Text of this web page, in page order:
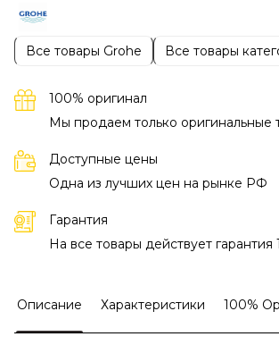
Все товары Grohe Все товары
100% оригинал
Мы продаем только оригинальные
Доступные цены
Одна из лучших цен на рынке РФ
Гарантия
На все товары действует гарантия
Описание Характеристики 100%